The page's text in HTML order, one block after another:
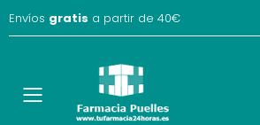
Envíos gratis a partir de 40€
Toggle